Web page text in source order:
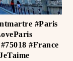
#Paris
#France